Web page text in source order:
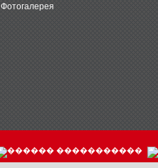
Фотогалерея